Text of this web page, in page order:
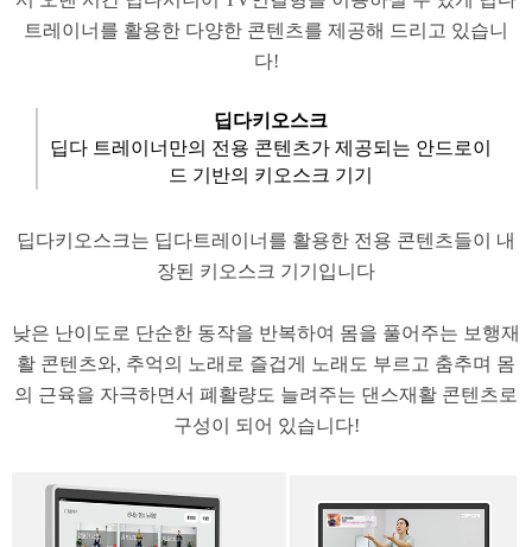
트레이너를 활용한 다양한 콘텐츠를 제공해 드리고 있습니
다!
​딥다키오스크
딥다 트레이너만의 전용 콘텐츠가 제공되는 안드로이
드 기반의 키오스크 기기
딥다키오스크는 딥다트레이너를 활용한 전용 콘텐츠들이 내
장된 키오스크 기기입니다
​낮은 난이도로 단순한 동작을 반복하여 몸을 풀어주는 보행재
활 콘텐츠와, 추억의 노래로 즐겁게 노래도 부르고 춤추며 몸
의 근육을 자극하면서 폐활량도 늘려주는 댄스재활 콘텐츠로
구성이 되어 있습니다!